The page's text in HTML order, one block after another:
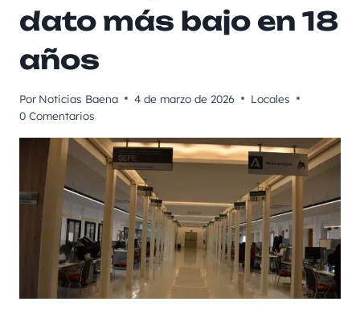
dato más bajo en 18
años
Por Noticias Baena 4 de marzo de 2026
Locales
0 Comentarios